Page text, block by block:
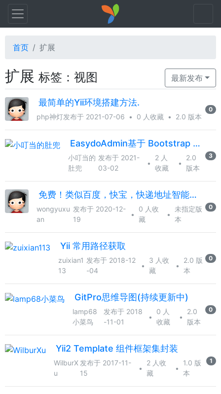
首页 扩展
扩展 标签：视图 最新发布
最简单的Yii环境搭建方法.
php神灯发布于 2021-07-06 • 0 人收藏 • 2.0 版本
0
EasydoAdmin基于 Bootstrap 的 AdminLte2 主题和 Yii2 框架开发
小叮当的
肚兜
发布于 2021-
03-02
•
2 人
收藏
•
2.0
版本
3
免费！类似百度，快宝，快递地址智能解析
wongyuxu
an
发布于 2020-12-
19
•
0 人收
藏
•
未指定版
本
0
Yii 常用路径获取
zuixian1
13
发布于 2018-12
-04
•
3 人收
藏
•
2.0 版
本
0
GitPro思维导图(持续更新中)
lamp68
小菜鸟
发布于 2018
-11-01
•
0 人
收藏
•
2.0
版本
0
Yii2 Template 组件框架集封装
WilburX
u
发布于 2017-11-
15
•
2 人收
藏
•
1.0 版
本
1